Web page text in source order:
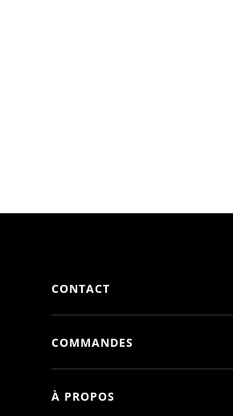
CONTACT
COMMANDES
À PROPOS